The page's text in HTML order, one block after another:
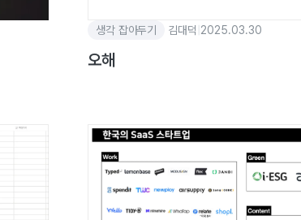
생각 잡아두기 김대덕 2025.03.30
오해